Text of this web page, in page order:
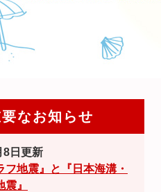
なお知らせ
8日更新
フ地震』と『日本海溝・
』